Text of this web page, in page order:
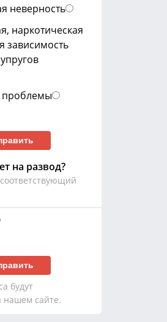
неверность
наркотическая
зависимость
на развод?
будут
нашем сайте.